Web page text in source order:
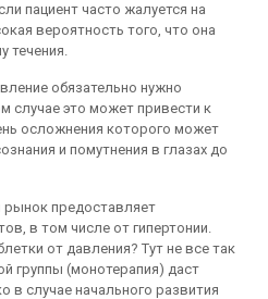
пациент часто жалуется на
вероятность того, что она
течения.
обязательно нужно
случае это может привести к
осложнения которого может
и помутнения в глазах до
рынок предоставляет
в том числе от гипертонии.
от давления? Тут не все так
группы (монотерапия) даст
случае начального развития